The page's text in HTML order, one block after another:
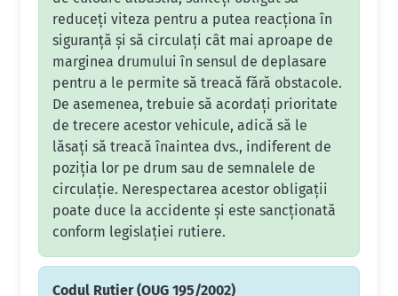
reduceţi viteza pentru a putea reacţiona în
siguranţă şi să circulaţi cât mai aproape de
marginea drumului în sensul de deplasare
pentru a le permite să treacă fără obstacole.
De asemenea, trebuie să acordaţi prioritate
de trecere acestor vehicule, adică să le
lăsaţi să treacă înaintea dvs., indiferent de
poziţia lor pe drum sau de semnalele de
circulaţie. Nerespectarea acestor obligaţii
poate duce la accidente şi este sancţionată
conform legislaţiei rutiere.
Codul Rutier (OUG 195/2002)